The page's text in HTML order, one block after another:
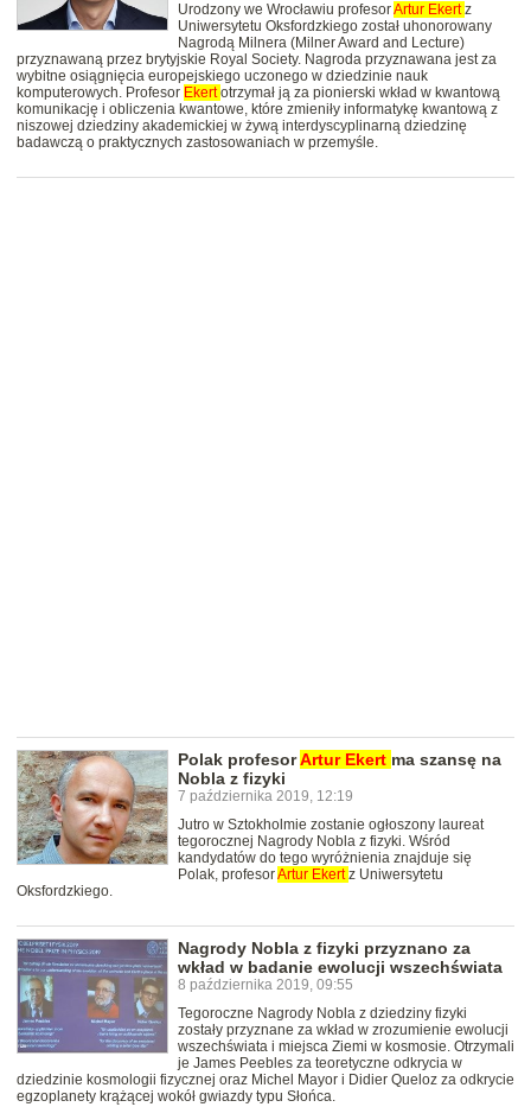
Urodzony we Wrocławiu profesorArtur Ekertz
Uniwersytetu Oksfordzkiego został uhonorowany
Nagrodą Milnera (Milner Award and Lecture)
przyznawaną przez brytyjskie Royal Society. Nagroda przyznawana jest za
wybitne osiągnięcia europejskiego uczonego w dziedzinie nauk
komputerowych. Profesor Ekertotrzymał ją za pionierski wkład w kwantową
komunikację i obliczenia kwantowe, które zmieniły informatykę kwantową z
niszowej dziedziny akademickiej w żywą interdyscyplinarną dziedzinę
badawczą o praktycznych zastosowaniach w przemyśle.
Polak profesorArtur Ekert ma szansę na
Nobla z fizyki
7 października 2019, 12:19
Jutro w Sztokholmie zostanie ogłoszony laureat
tegorocznej Nagrody Nobla z fizyki. Wśród
kandydatów do tego wyróżnienia znajduje się
Polak, profesorArtur Ekertz Uniwersytetu
Oksfordzkiego.
Nagrody Nobla z fizyki przyznano za
wkład w badanie ewolucji wszechświata
8 października 2019, 09:55
Tegoroczne Nagrody Nobla z dziedziny fizyki
zostały przyznane za wkład w zrozumienie ewolucji
wszechświata i miejsca Ziemi w kosmosie. Otrzymali
je James Peebles za teoretyczne odkrycia w
dziedzinie kosmologii fizycznej oraz Michel Mayor i Didier Queloz za odkrycie
egzoplanety krążącej wokół gwiazdy typu Słońca.